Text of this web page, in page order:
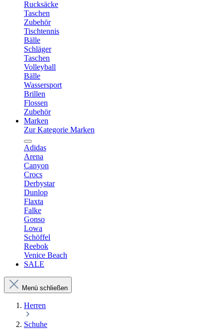
Rucksäcke
Taschen
Zubehör
Tischtennis
Bälle
Schläger
Taschen
Volleyball
Bälle
Wassersport
Brillen
Flossen
Zubehör
Marken
Zur Kategorie Marken
Adidas
Arena
Canyon
Crocs
Derbystar
Dunlop
Flaxta
Falke
Gonso
Lowa
Schöffel
Reebok
Venice Beach
SALE
Menü schließen
Herren
Schuhe